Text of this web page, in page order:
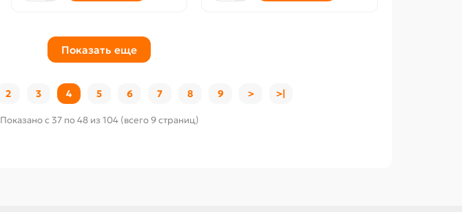
Показать еще
2 3 4 5 6 7 8 9 > >|
Показано с 37 по 48 из 104 (всего 9 страниц)